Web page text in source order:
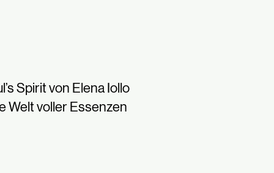
Spirit von Elena Iollo
Welt voller Essenzen